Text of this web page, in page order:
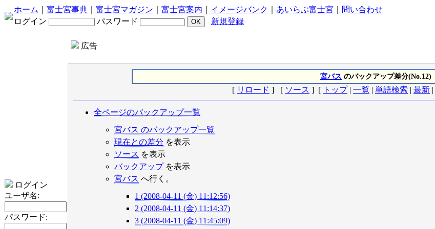
ホーム 富士宮事典 富士宮マガジン 富士宮案内 イメージバンク あいらぶ富士宮
問い合わせ
ログイン
パスワード 新規登録
ログイン
ユーザ名:
パスワード:
広告
宮バス のバックアップ差分(No.12)
[ リロード ] [ ソース ] [ トップ| 一覧 | 単語検索 | 最新 |
全ページのバックアップ一覧
宮バス のバックアップ一覧
現在との差分 を表示
ソース を表示
バックアップを表示
宮バス へ行く。
1 (2008-04-11 (金) 11:12:56)
2 (2008-04-11 (金) 11:14:37)
3 (2008-04-11 (金) 11:45:09)